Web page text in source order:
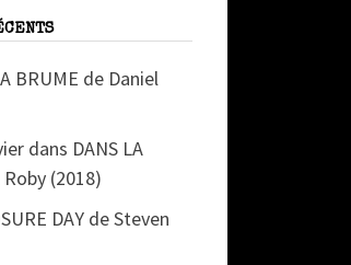
BRUME de Daniel
dans DANS LA
(2018)
DAY de Steven